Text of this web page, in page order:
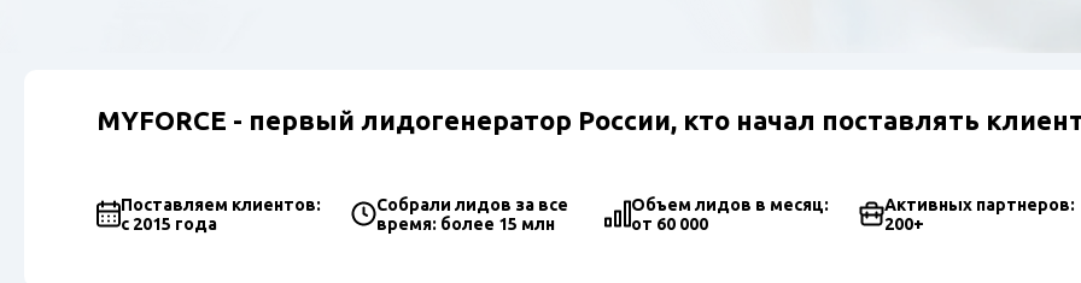
MYFORCE - первый лидогенератор России, кто начал поставлять
Поставляем клиентов:
с 2015 года
Собрали лидов за все
время: более 15 млн
Объем лидов в месяц:
от 60 000
Активных партнеров:
200+